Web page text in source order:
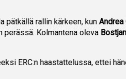
pätkällä rallin kärkeen, kunAndrea
perässä. Kolmantena oleva
ERC:n haastattelussa, ettei